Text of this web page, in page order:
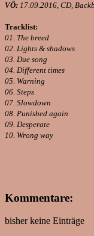
VÖ: 17.09.2016, CD,
Tracklist:
01. The breed
02. Lights & shadows
03. Due song
04. Different times
05. Warning
06. Steps
07. Slowdown
08. Punished again
09. Desperate
10. Wrong way
Kommentare:
bisher keine Einträge